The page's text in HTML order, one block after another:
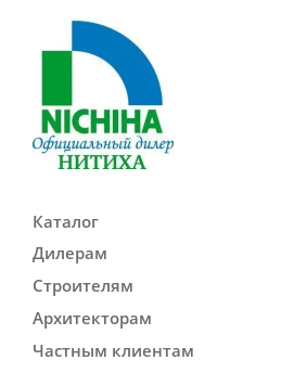
Каталог
Дилерам
Строителям
Архитекторам
Частным клиентам